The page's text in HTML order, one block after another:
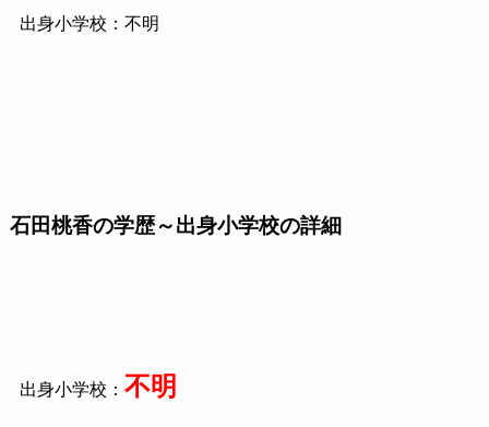
出身小学校：不明
石田桃香の学歴～出身小学校の詳細
出身小学校： 不明